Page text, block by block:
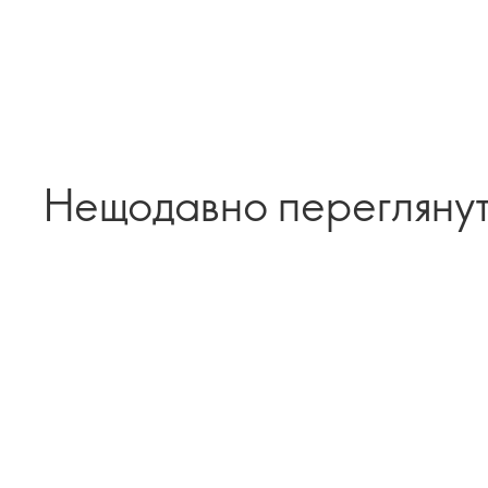
Нещодавно